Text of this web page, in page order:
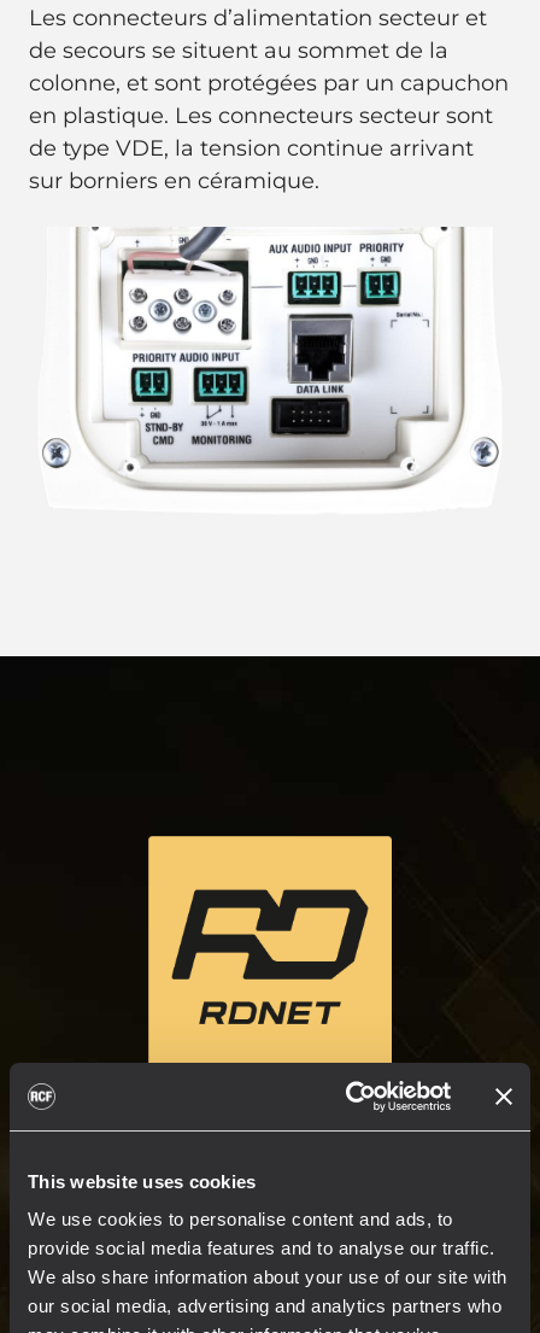
This website uses cookies
We use cookies to personalise content and ads, to
provide social media features and to analyse our traffic.
We also share information about your use of our site with
our social media, advertising and analytics partners who
Les connecteurs d’alimentation secteur et
de secours se situent au sommet de la
colonne, et sont protégées par un capuchon
en plastique. Les connecteurs secteur sont
de type VDE, la tension continue arrivant
sur borniers en céramique.
CONTRÔLE EN RÉSEAU
ET PLUS ENCORE
RDNet est une plateforme moderne pour le
suivi et le contrôle intégrés des systèmes de